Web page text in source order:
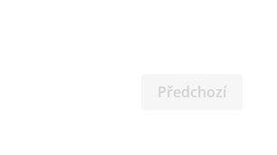
Předchozí